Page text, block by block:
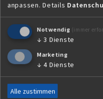
Champion
Portax
Portax Big
Traveller
Kutschen
Uno
Neo
anpassen. Details
Notwendig (immer
↓ 3 Dienste
Marketing
↓ 4 Dienste
Alle zustimmen